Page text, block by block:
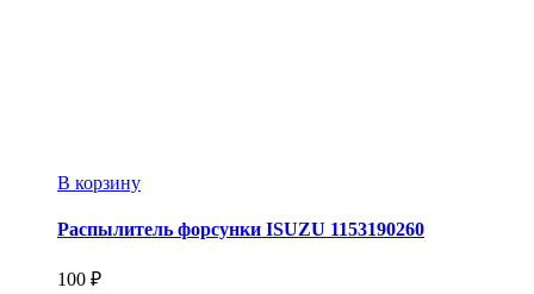
В корзину
Распылитель форсунки ISUZU 1153190260
100 ₽